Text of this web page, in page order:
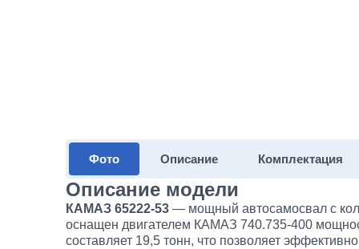
Фото Описание Комплектация
Описание модели
КАМАЗ 65222-53 — мощный автосамосвал с
оснащен двигателем КАМАЗ 740.735-400
составляет 19,5 тонн, что позволяет